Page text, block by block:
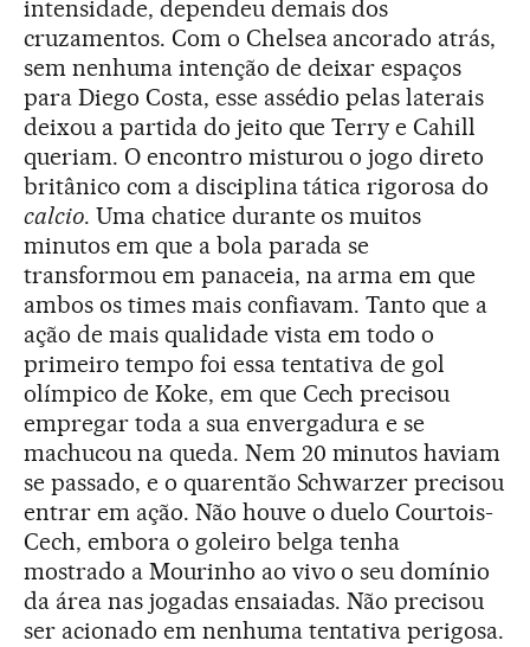
intensidade, dependeu demais dos
cruzamentos. Com o Chelsea ancorado atrás,
sem nenhuma intenção de deixar espaços
para Diego Costa, esse assédio pelas laterais
deixou a partida do jeito que Terry e Cahill
queriam. O encontro misturou o jogo direto
britânico com a disciplina tática rigorosa do
calcio. Uma chatice durante os muitos
minutos em que a bola parada se
transformou em panaceia, na arma em que
ambos os times mais confiavam. Tanto que a
ação de mais qualidade vista em todo o
primeiro tempo foi essa tentativa de gol
olímpico de Koke, em que Cech precisou
empregar toda a sua envergadura e se
machucou na queda. Nem 20 minutos haviam
se passado, e o quarentão Schwarzer precisou
entrar em ação. Não houve o duelo Courtois-
Cech, embora o goleiro belga tenha
mostrado a Mourinho ao vivo o seu domínio
da área nas jogadas ensaiadas. Não precisou
ser acionado em nenhuma tentativa perigosa.